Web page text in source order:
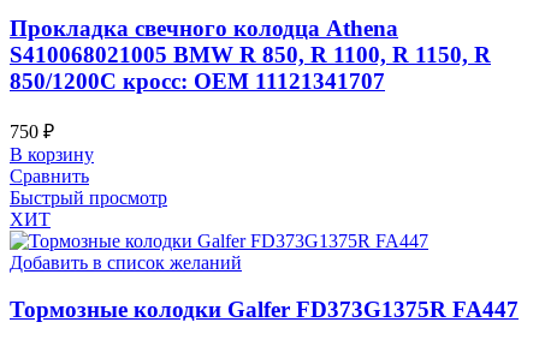
Прокладка свечного колодца Athena
S410068021005 BMW R 850, R 1100, R 1150, R
850/1200C кросс: OEM 11121341707
750 ₽
В корзину
Сравнить
Быстрый просмотр
ХИТ
Добавить в список желаний
Тормозные колодки Galfer FD373G1375R FA447